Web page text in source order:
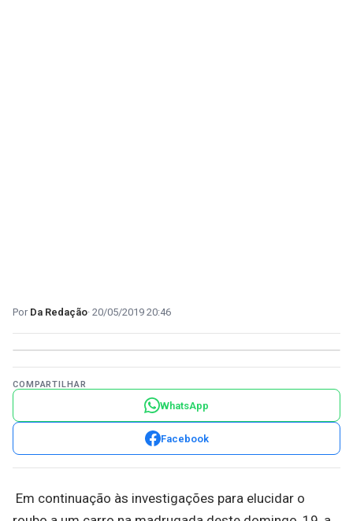
Da Redação 20/05/2019 20:46
COMPARTILHAR
WhatsApp
Facebook
Em continuação às investigações para elucidar o